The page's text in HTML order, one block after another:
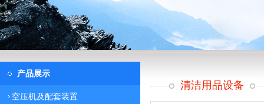
产品展示
空压机及配套装置
清洁用品设备